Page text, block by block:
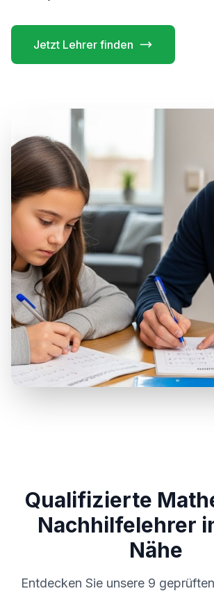
Jetzt Lehrer finden
Qualifizierte
Nachhilfelehrer
Nähe
Entdecken Sie unsere 9